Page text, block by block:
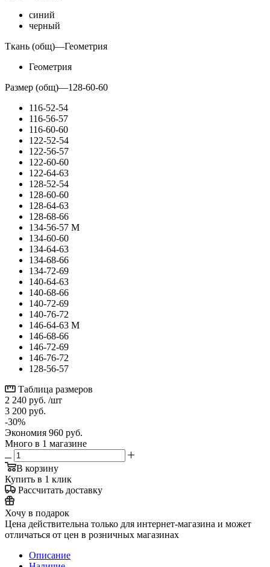
синий
черный
Ткань (общ)—Геометрия
Геометрия
Размер (общ)—128-60-60
116-52-54
116-56-57
116-60-60
122-52-54
122-56-57
122-60-60
122-64-63
128-52-54
128-60-60
128-64-63
128-68-66
134-56-57 М
134-60-60
134-64-63
134-68-66
134-72-69
140-64-63
140-68-66
140-72-69
140-76-72
146-64-63 М
146-68-66
146-72-69
146-76-72
128-56-57
Таблица размеров
2 240 руб. /шт
3 200 руб.
-30%
Экономия 960 руб.
Много в 1 магазине
В корзину
Купить в 1 клик
Рассчитать доставку
Хочу в подарок
Цена действительна только для интернет-магазина и может
отличаться от цен в розничных магазинах
Описание